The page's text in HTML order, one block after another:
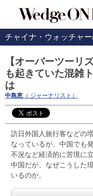
チャイナ・ウォッチャ
【オーバーツーリ
も起きていた混雑
は
中島恵 （ ジャーナリスト）
訪日外国人旅行客などの
なっているが、中国でも
不況など経済的に苦境に
中国だが、なぜこうした
いるのか。